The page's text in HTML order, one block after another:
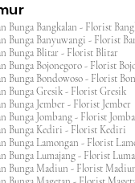
Bunga Bangkalan - Florist
Bunga Banyuwangi - Florist
Bunga Blitar - Florist Blitar
Bunga Bojonegoro - Florist
Bunga Bondowoso - Florist
Bunga Gresik - Florist Gresik
Bunga Jember - Florist Jember
Bunga Jombang - Florist
Bunga Kediri - Florist Kediri
Bunga Lamongan - Florist
Bunga Lumajang - Florist
Bunga Madiun - Florist